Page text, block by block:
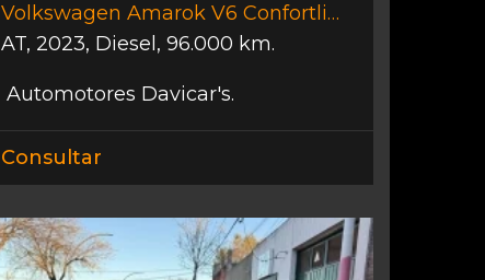
Volkswagen Amarok V6 Confortline.
AT, 2023, Diesel , 96.000 km.
Automotores Davicar's.
Consultar